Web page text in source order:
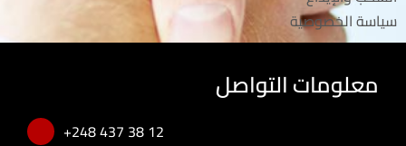
سياسة الخصوصية
معلومات التواصل
+248 437 38 12